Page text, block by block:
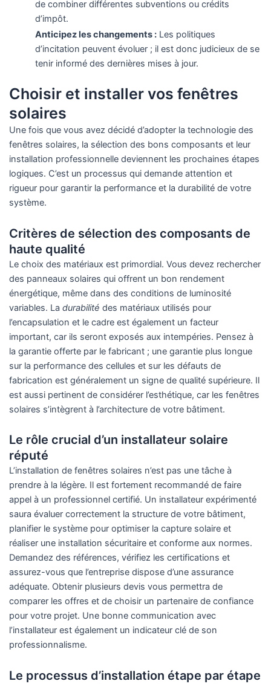
de combiner différentes subventions ou crédits
d’impôt.
Anticipez les changements : Les politiques
d’incitation peuvent évoluer ; il est donc judicieux de se
tenir informé des dernières mises à jour.
Choisir et installer vos fenêtres
solaires
Une fois que vous avez décidé d’adopter la technologie des
fenêtres solaires, la sélection des bons composants et leur
installation professionnelle deviennent les prochaines étapes
logiques. C’est un processus qui demande attention et
rigueur pour garantir la performance et la durabilité de votre
système.
Critères de sélection des composants de
haute qualité
Le choix des matériaux est primordial. Vous devez rechercher
des panneaux solaires qui offrent un bon rendement
énergétique, même dans des conditions de luminosité
variables. La durabilité des matériaux utilisés pour
l’encapsulation et le cadre est également un facteur
important, car ils seront exposés aux intempéries. Pensez à
la garantie offerte par le fabricant ; une garantie plus longue
sur la performance des cellules et sur les défauts de
fabrication est généralement un signe de qualité supérieure. Il
est aussi pertinent de considérer l’esthétique, car les fenêtres
solaires s’intègrent à l’architecture de votre bâtiment.
Le rôle crucial d’un installateur solaire
réputé
L’installation de fenêtres solaires n’est pas une tâche à
prendre à la légère. Il est fortement recommandé de faire
appel à un professionnel certifié. Un installateur expérimenté
saura évaluer correctement la structure de votre bâtiment,
planifier le système pour optimiser la capture solaire et
réaliser une installation sécuritaire et conforme aux normes.
Demandez des références, vérifiez les certifications et
assurez-vous que l’entreprise dispose d’une assurance
adéquate. Obtenir plusieurs devis vous permettra de
comparer les offres et de choisir un partenaire de confiance
pour votre projet. Une bonne communication avec
l’installateur est également un indicateur clé de son
professionnalisme.
Le processus d’installation étape par étape